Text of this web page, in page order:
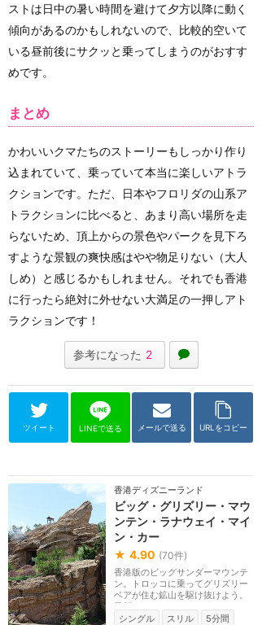
ストは日中の暑い時間を避けて夕方以降に動く
傾向があるのかもしれないので、比較的空いて
いる昼前後にサクッと乗ってしまうのがおすす
めです。
まとめ
かわいいクマたちのストーリーもしっかり作り
込まれていて、乗っていて本当に楽しいアトラ
クションです。ただ、日本やフロリダの山系ア
トラクションに比べると、あまり高い場所を走
らないため、頂上からの景色やパークを見下ろ
すような景観の爽快感はやや物足りない（大人
しめ）と感じるかもしれません。それでも香港
に行ったら絶対に外せない大満足の一押しアト
ラクションです！
参考になった 2
ツイート LINEで送る メールで送る URLをコピー
香港ディズニーランド
ビッグ・グリズリー・マウ
ンテン・ラナウェイ・マイ
ン・カー
★ 4.90 (70件)
香港版のビッグサンダーマウンテ
ン。トロッコに乗ってグリズリー
ベアが住む鉱山を駆け抜けよう。
最新のコースター...
シングル
スリル 5分間